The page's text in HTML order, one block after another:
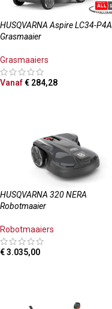
HUSQVARNA Aspire LC34-P4A
Grasmaaier
Grasmaaiers
Vanaf€ 284,28
HUSQVARNA 320 NERA
Robotmaaier
Robotmaaiers
€3.035,00